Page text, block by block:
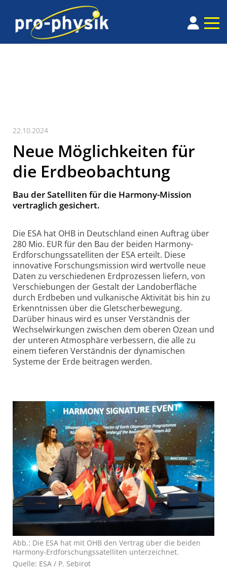
22.10.2024
Neue Möglichkeiten für
die Erdbeobachtung
Bau der Satelliten für die Harmony-Mission
vertraglich gesichert.
Die ESA hat OHB in Deutschland einen Auftrag über
280 Mio. EUR für den Bau der beiden Harmony-
Erdforschungssatelliten der ESA erteilt. Diese
innovative Forschungsmission wird wertvolle neue
Daten zu verschiedenen Erdprozessen liefern, von
Verschiebungen der Gestalt der Landoberfläche
durch Erdbeben und vulkanische Aktivität bis hin zu
Erkenntnissen über die Gletscherbewegung.
Darüber hinaus wird es unser Verständnis der
Wechselwirkungen zwischen dem oberen Ozean und
der unteren Atmosphäre verbessern, die alle zu
einem tieferen Verständnis der dynamischen
Systeme der Erde beitragen werden.
Abb.: Die ESA hat mit OHB den Vertrag über die beiden
Harmony-Erdforschungssatelliten unterzeichnet.
Quelle: ESA / P. Sebirot